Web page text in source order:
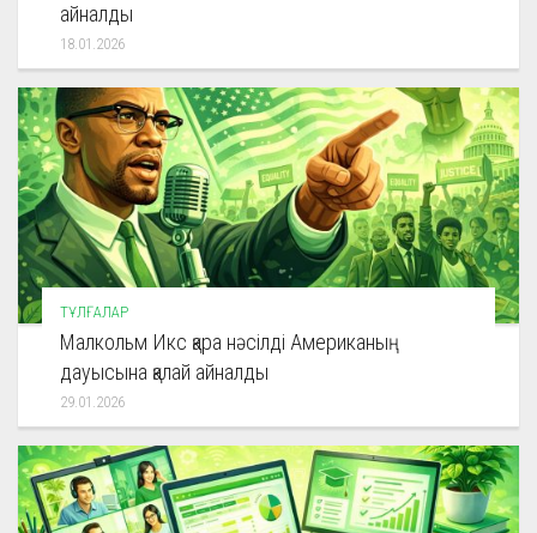
айналды
18.01.2026
ТҰЛҒАЛАР
Малкольм Икс қара нәсілді Американың
дауысына қалай айналды
29.01.2026